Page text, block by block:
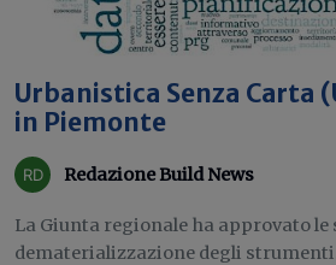
Urbanistica Senza Carta
in Piemonte
Redazione Build News
La Giunta regionale ha approvato le
dematerializzazione degli